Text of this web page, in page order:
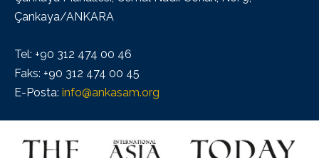
Çankaya/ANKARA
Tel: +90 312 474 00 46
Faks: +90 312 474 00 45
E-Posta: info@ankasam.org